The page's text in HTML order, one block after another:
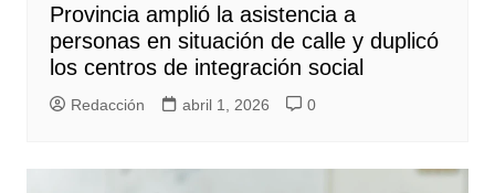
Provincia amplió la asistencia a
personas en situación de calle y duplicó
los centros de integración social
Redacción abril 1, 2026 0